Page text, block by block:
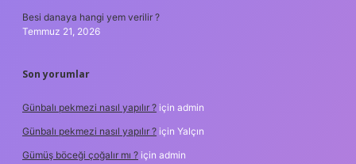
Besi danaya hangi yem verilir ?
Temmuz 21, 2026
Son yorumlar
Günbalı pekmezi nasıl yapılır ? için admin
Günbalı pekmezi nasıl yapılır ? için Yalçın
Gümüş böceği çoğalır mı ? için admin